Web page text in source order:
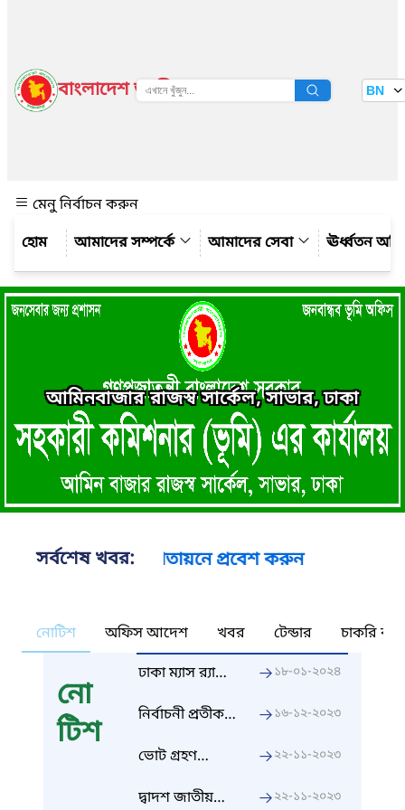
বাংলাদেশ জাতীয় তথ্য বাতায়ন BN
মেনু নির্বাচন করুন
আমাদের সম্পর্কে
আমাদের সেবা ঊর্ধ্বতন
আমিনবাজার রাজস্ব সার্কেল, সাভার, ঢাকা
সর্বশেষ খবর:
আমাদের তথ্য বাতায়নে প্রবেশ করুন
নোটিশ অফিস আদেশ খবর টেন্ডার চাকরি
নো
টিশ
ঢাকা ম্যাস র‍্যাপিড
ডেভেলপমেন্ট
সংক্রান্ত
১৮-০১-২০২৪
নির্বাচনী প্রতীক
গণবিজ্ঞপ্তি
১৬-১২-২০২৩
ভোট গ্রহণ
গণবিজ্ঞপ্তি
২২-১১-২০২৩
দ্বাদশ জাতীয়
২২-১১-২০২৩